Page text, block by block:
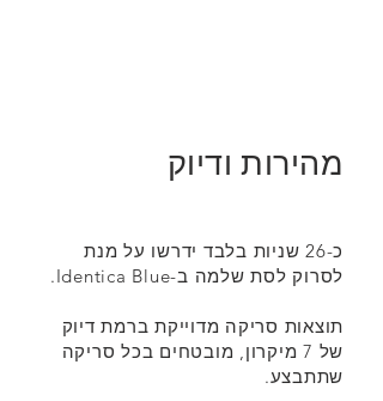
מהירות ודיוק
כ-26 שניות בלבד ידרשו על מנת
לסרוק לסת שלמה ב-Identica Blue.
תוצאות סריקה מדוייקת ברמת דיוק
של 7 מיקרון, מובטחים בכל סריקה
שתתבצע.